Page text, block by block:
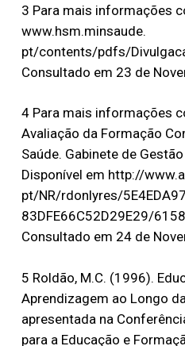
3 Para mais informações
www.hsm.minsaude.
pt/contents/pdfs/
Consultado em 23 de
4 Para mais informações
Avaliação da Formação
Saúde. Gabinete de
Disponível em http://
pt/NR/rdonlyres/
83DFE66C52D29E29/
Consultado em 24 de
5 Roldão, M.C. (1996).
Aprendizagem ao Longo
apresentada na
para a Educação e